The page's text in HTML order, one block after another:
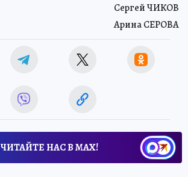
Сергей ЧИКОВ
Арина СЕРОВА
ЧИТАЙТЕ НАС В МАХ!